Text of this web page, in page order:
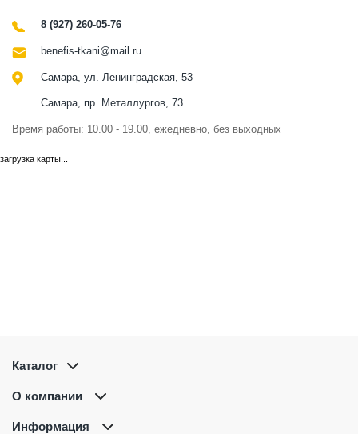
8 (927) 260-05-76
benefis-tkani@mail.ru
Самара, ул. Ленинградская, 53
Самара, пр. Металлургов, 73
Время работы: 10.00 - 19.00, ежедневно, без выходных
загрузка карты...
Каталог
О компании
Информация